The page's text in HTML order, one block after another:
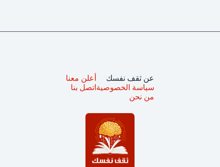
عن ثقف نفسك
سياسة الخصوصية
من نحن
أعلن معنا
اتصل بنا